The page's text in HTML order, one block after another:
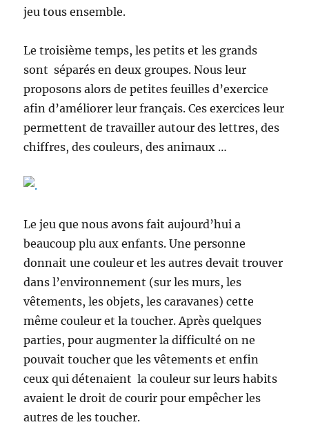
jeu tous ensemble.
Le troisième temps, les petits et les grands
sont séparés en deux groupes. Nous leur
proposons alors de petites feuilles d’exercice
afin d’améliorer leur français. Ces exercices leur
permettent de travailler autour des lettres, des
chiffres, des couleurs, des animaux …
Le jeu que nous avons fait aujourd’hui a
beaucoup plu aux enfants. Une personne
donnait une couleur et les autres devait trouver
dans l’environnement (sur les murs, les
vêtements, les objets, les caravanes) cette
même couleur et la toucher. Après quelques
parties, pour augmenter la difficulté on ne
pouvait toucher que les vêtements et enfin
ceux qui détenaient la couleur sur leurs habits
avaient le droit de courir pour empêcher les
autres de les toucher.